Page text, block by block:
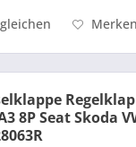
Merken
8P Seat Skoda